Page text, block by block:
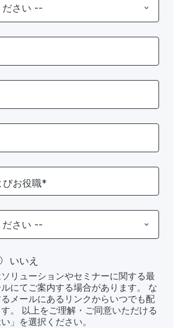
びお役職*
いいえ
リューションやセミナーに関する最
にてご案内する場合があります。 な
メールにあるリンクからいつでも配
。 以上をご理解・ご同意いただける
」を選択ください。